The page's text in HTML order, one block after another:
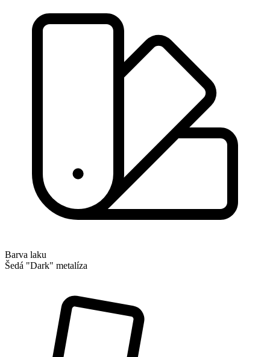
Barva laku
Šedá "Dark" metalíza